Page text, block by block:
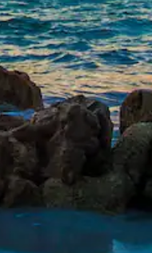
面をタッチまたはスワイ